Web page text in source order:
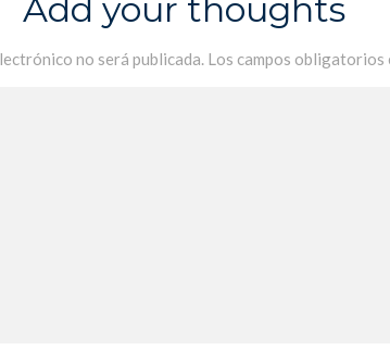
Add your thoughts
no será publicada. Los campos obligatorios